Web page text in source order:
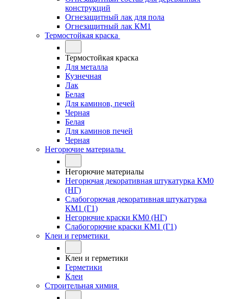
конструкций
Огнезащитный лак для пола
Огнезащитный лак КМ1
Термостойкая краска
Термостойкая краска
Для металла
Кузнечная
Лак
Белая
Для каминов, печей
Черная
Белая
Для каминов печей
Черная
Негорючие материалы
Негорючие материалы
Негорючая декоративная штукатурка КМ0
(НГ)
Слабогорючая декоративная штукатурка
КМ1 (Г1)
Негорючие краски КМ0 (НГ)
Слабогорючие краски КМ1 (Г1)
Клеи и герметики
Клеи и герметики
Герметики
Клеи
Строительная химия